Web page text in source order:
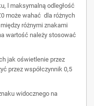
l maksymalną odległość
może wahać dla różnych
różnymi znakami
wartość należy stosować
jak oświetlenie przez
przez współczynnik 0,5
widocznego na